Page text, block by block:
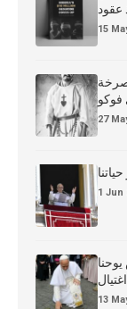
عقود
15
27
1 Jun
13